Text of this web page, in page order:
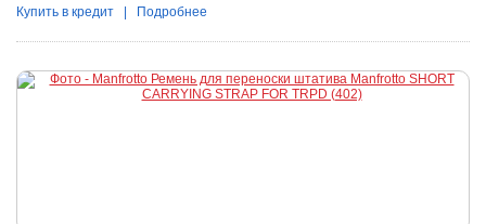
Купить в кредит Подробнее